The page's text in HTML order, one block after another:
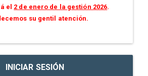
el 2 de enero de la gestión 2026.
su gentil atención.
INICIAR SESIÓN